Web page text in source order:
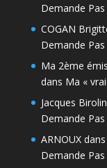
Demande Pas
COGAN
Demande Pas
Ma 2ème
dans Ma «
Jacques
Demande Pas
ARNOUXdans
Demande Pas